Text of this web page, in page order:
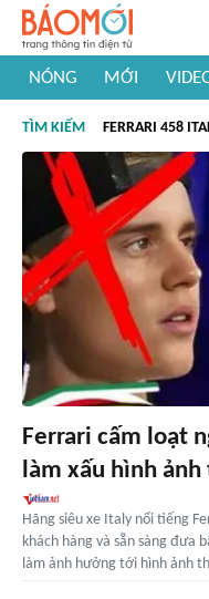
NÓNG MỚI
#Khám phá thế giới
TÌM KIẾM FERRARI 458
Ferrari cấm loạt
làm xấu hình
Hãng siêu xe Italy nổi tiếng
khách hàng và sẵn sàng đưa
làm ảnh hưởng tới hình ảnh